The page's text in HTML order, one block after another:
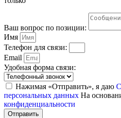
Ваш вопрос по позиции:
Имя
Телефон для связи:
Email
Удобная форма связи:
Нажимая «Отправить», я даю
персональных данных На
конфиденциальности
Отправить